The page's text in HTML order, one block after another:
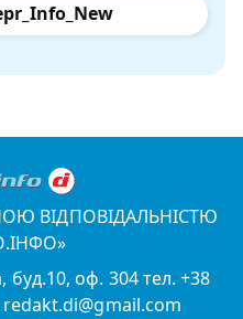
ВІДПОВІДАЛЬНІСТЮ
оф. 304 тел. +38
redakt.di@gmail.com